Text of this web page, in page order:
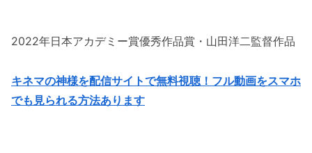
2022年日本アカデミー賞優秀作品賞・山田洋二監督作品
キネマの神様を配信サイトで無料視聴！フル動画をスマホ
でも見られる方法あります